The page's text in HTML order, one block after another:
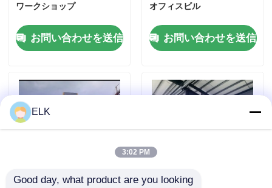
家へ
わたしたち に つい て
ワークショップ
お問い合わせを送信
オフィスビル
お問い合わせを送信
ELK
3:02 PM
Good day, what product are you looking